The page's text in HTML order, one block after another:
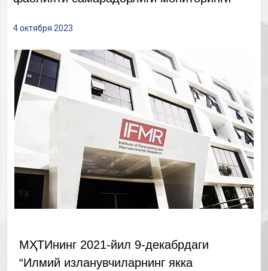
4 октября 2023
МҲТИнинг 2021-йил 9-декабрдаги
“Илмий изланувчиларнинг якка